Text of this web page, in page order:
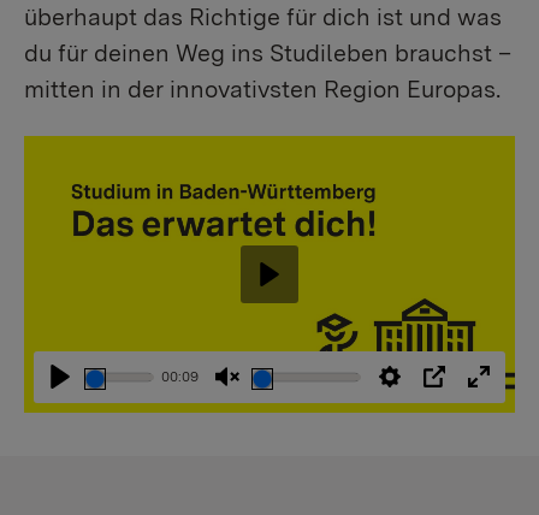
überhaupt das Richtige für dich ist und was
du für deinen Weg ins Studileben brauchst –
mitten in der innovativsten Region Europas.
Abspielen
00:09
StummschaltungEinstellungen
PIP
Abspielen